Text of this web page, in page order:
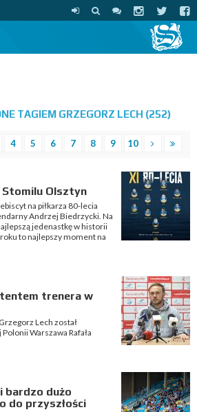
TAGIEM GRZEGORZ LECH (252)
4 5 6 7 8 9 10
Stomilu Olsztyn
na piłkarza 80-lecia
Andrzej Biedrzycki. Na
jedenastkę w historii
to najlepszy moment na
trenera w
Lech został
Warszawa Rafała
bardzo dużo
do przyszłości